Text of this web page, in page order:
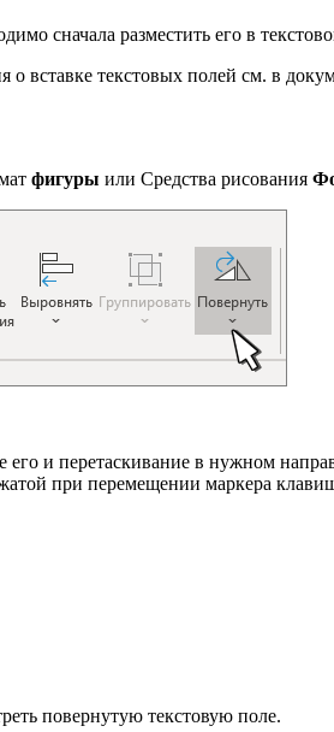
сначала разместить его в
вставке текстовых полей см. в
фигуры или Средства рисования
и перетаскивание в нужном
при перемещении маркера
повернутую текстовую поле.